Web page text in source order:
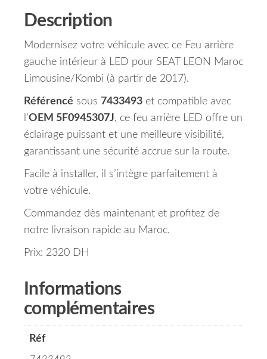
Description
Modernisez votre véhicule avec ce Feu arrière
gauche intérieur à LED pour SEAT LEON Maroc
Limousine/Kombi (à partir de 2017).
Référencé sous 7433493 et compatible avec
l’OEM 5F0945307J, ce feu arrière LED offre un
éclairage puissant et une meilleure visibilité,
garantissant une sécurité accrue sur la route.
Facile à installer, il s’intègre parfaitement à
votre véhicule.
Commandez dès maintenant et profitez de
notre livraison rapide au Maroc.
Prix: 2320 DH
Informations
complémentaires
Réf